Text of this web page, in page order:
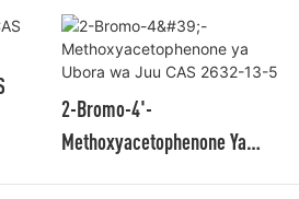
2-Bromo-4'-
Methoxyacetophenone Ya